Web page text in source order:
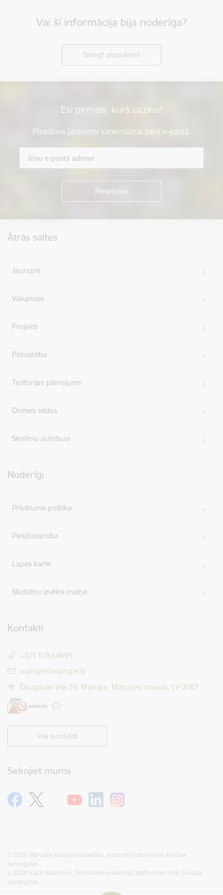
Vai šī informācija bija noderīga?
Sniegt atsauksmi
Esi pirmais, kurš uzzina!
Piesakies jaunumu saņemšanai savā e-pastā.
Ātrās saites
Jaunumi
Vakances
Projekti
Pašvaldība
Teritorijas plānojums
Domes sēdes
Skolēnu autobusi
Noderīgi
Privātuma politika
Piekļūstamība
Lapas karte
Sīkdatņu izvēles maiņa
Kontakti
+371 67934695
E-pasts:
marupe@marupe.lv
Daugavas iela 29, Mārupe, Mārupes novads, LV-2167
Visi kontakti
Sekojiet mums
© 2026 Mārupes novada pašvaldība, publicētā satura visas tiesības
aizsargātas.
© 2020 Valsts kanceleja, Tīmekļvietņu vienotās platformas visas tiesības
aizsargātas.